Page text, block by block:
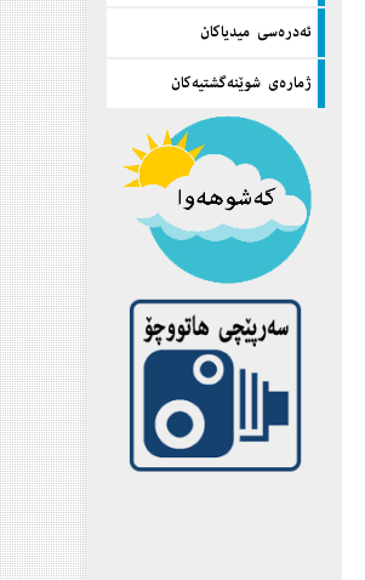
ئه‌دره‌سی میدیاكان
ژماره‌ی شوێنه‌گشتیه‌كان